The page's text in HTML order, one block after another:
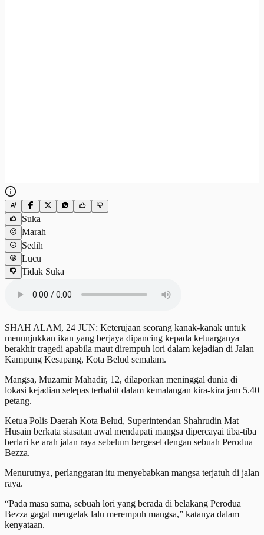
Suka
Marah
Sedih
Lucu
Tidak Suka
SHAH ALAM, 24 JUN: Keterujaan seorang kanak-kanak untuk
menunjukkan ikan yang berjaya dipancing kepada keluarganya
berakhir tragedi apabila maut dirempuh lori dalam kejadian di Jalan
Kampung Kesapang, Kota Belud semalam.
Mangsa, Muzamir Mahadir, 12, dilaporkan meninggal dunia di
lokasi kejadian selepas terbabit dalam kemalangan kira-kira jam 5.40
petang.
Ketua Polis Daerah Kota Belud, Superintendan Shahrudin Mat
Husain berkata siasatan awal mendapati mangsa dipercayai tiba-tiba
berlari ke arah jalan raya sebelum bergesel dengan sebuah Perodua
Bezza.
Menurutnya, perlanggaran itu menyebabkan mangsa terjatuh di jalan
raya.
“Pada masa sama, sebuah lori yang berada di belakang Perodua
Bezza gagal mengelak lalu merempuh mangsa,” katanya dalam
kenyataan.